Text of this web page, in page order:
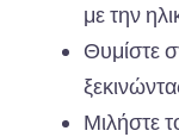
με την
Θυμίστε
Μιλήστε